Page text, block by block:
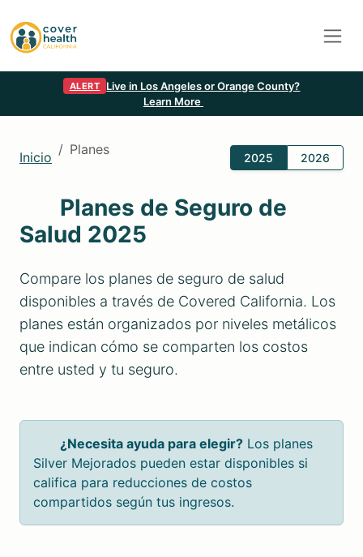
ALERT
Live in Los Angeles or Orange County?
Learn More
Inicio Planes 2025 2026
Planes de Seguro de
Salud 2025
Compare los planes de seguro de salud
disponibles a través de Covered California. Los
planes están organizados por niveles metálicos
que indican cómo se comparten los costos
entre usted y tu seguro.
¿Necesita ayuda para elegir? Los planes
Silver Mejorados pueden estar disponibles si
califica para reducciones de costos
compartidos según tus ingresos.